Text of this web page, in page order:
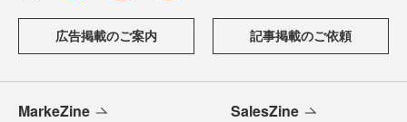
広告掲載のご案内 記事掲載のご依頼
MarkeZine SalesZine